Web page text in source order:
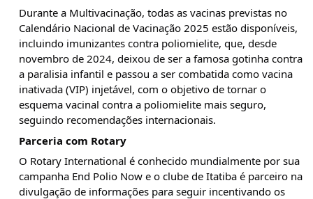
Durante a Multivacinação, todas as vacinas previstas no
Calendário Nacional de Vacinação 2025 estão disponíveis,
incluindo imunizantes contra poliomielite, que, desde
novembro de 2024, deixou de ser a famosa gotinha contra
a paralisia infantil e passou a ser combatida como vacina
inativada (VIP) injetável, com o objetivo de tornar o
esquema vacinal contra a poliomielite mais seguro,
seguindo recomendações internacionais.
Parceria com Rotary
O Rotary International é conhecido mundialmente por sua
campanha End Polio Now e o clube de Itatiba é parceiro na
divulgação de informações para seguir incentivando os